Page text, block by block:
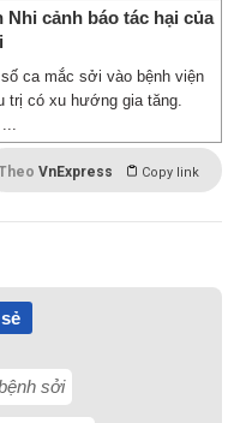
Nhi cảnh báo tác hại của
ca mắc sởi vào bệnh viện
trị có xu hướng gia tăng.
VnExpress Copy link
sởi